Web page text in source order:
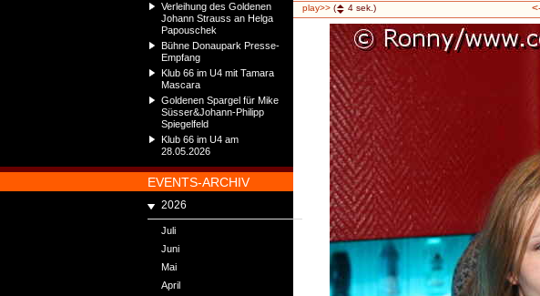
Verleihung des Goldenen
Johann Strauss an Helga
Papouschek
Bühne Donaupark Presse-
Empfang
Klub 66 im U4 mit Tamara
Mascara
Goldenen Spargel für Mike
Süsser&Johann-Philipp
Spiegelfeld
Klub 66 im U4 am
28.05.2026
EVENTS-ARCHIV
2026
Juli
Juni
Mai
April
play>> ( 4 sek.)